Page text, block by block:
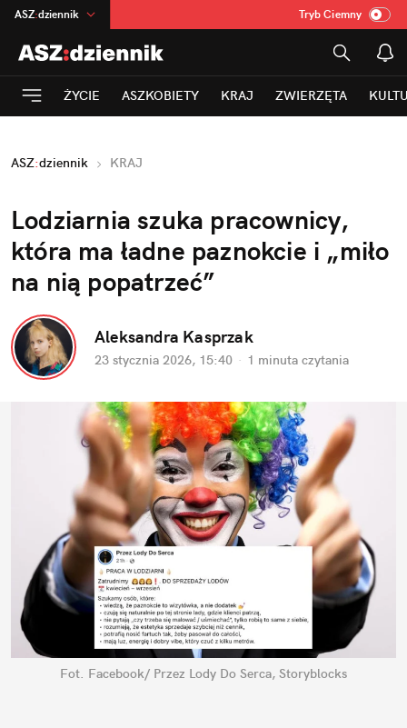
ASZ:dziennik
na:Temat
INN:Poland
mama
Rozrywka
Tryb Ciemny
ŻYCIE ASZKOBIETY KRAJ ZWIERZĘTA
ASZ:dziennik KRAJ
Lodziarnia szuka pracownicy,
która ma ładne paznokcie i „miło
na nią popatrzeć”
Aleksandra Kasprzak
23 stycznia 2026, 15:40 · 1 minuta czytania
Fot. Facebook/ Przez Lody Do Serca, Storyblocks